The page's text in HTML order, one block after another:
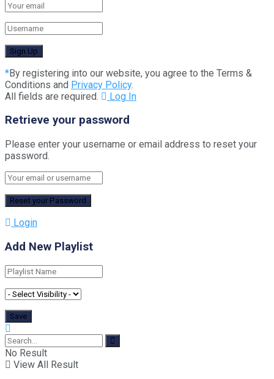
*By registering into our website, you agree to the Terms &
Conditions and Privacy Policy.
All fields are required.
Log In
Retrieve your password
Please enter your username or email address to reset your
password.
Login
Add New Playlist
No Result
View All Result